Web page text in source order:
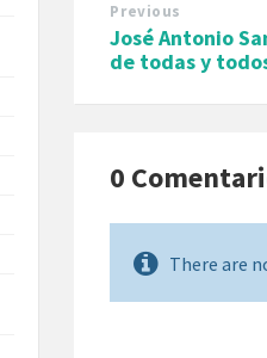
Previous
José Antonio
de todas y
0
There are